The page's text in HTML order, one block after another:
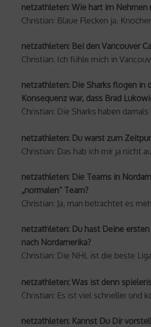
netzathleten: Wie hart im Nehmen
Christian: Blaue Flecken ja,
netzathleten: Bei den Vancouver
Christian: Ich fühle mich in
netzathleten: Die Sharks flogen in
Konsequenz war, dass Brad
Christian: Die Sharks haben
netzathleten: Du warst zum
Christian: Das hab ich mir ja nicht
netzathleten: Die Teams in
„normalen“ Team?
Christian: Ja, man betrachtet es
netzathleten: Du hast Deine
nach Nordamerika?
Christian: Die NHL ist die beste
netzathleten: Was ist denn
Christian: Es ist viel schneller und
netzathleten: Kannst Du Dir